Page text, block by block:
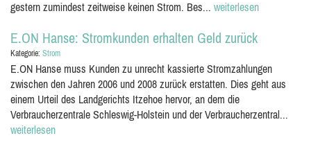
gestern zumindest zeitweise keinen Strom. Bes... weiterlesen
E.ON Hanse: Stromkunden erhalten Geld zurück
Kategorie: Strom
E.ON Hanse muss Kunden zu unrecht kassierte Stromzahlungen
zwischen den Jahren 2006 und 2008 zurück erstatten. Dies geht aus
einem Urteil des Landgerichts Itzehoe hervor, an dem die
Verbraucherzentrale Schleswig-Holstein und der Verbraucherzentral...
weiterlesen